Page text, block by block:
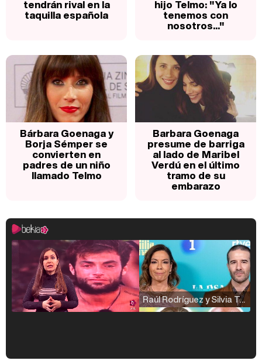
tendrán rival en la
taquilla española
hijo Telmo: "Ya lo
tenemos con
nosotros..."
Bárbara Goenaga y
Borja Sémper se
convierten en
padres de un niño
llamado Telmo
Barbara Goenaga
presume de barriga
al lado de Maribel
Verdú en el último
tramo de su
embarazo
Raúl Rodríguez y Silvia Taulés nos cuentan su papel en 'La familia de la tele'